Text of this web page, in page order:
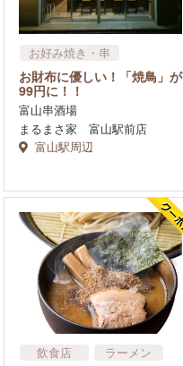
お好み焼き・串
お財布に優しい！「焼鳥」が
99円に！！
富山串酒場
まるまさ家 富山駅前店
富山駅周辺
飲食店 ラーメン